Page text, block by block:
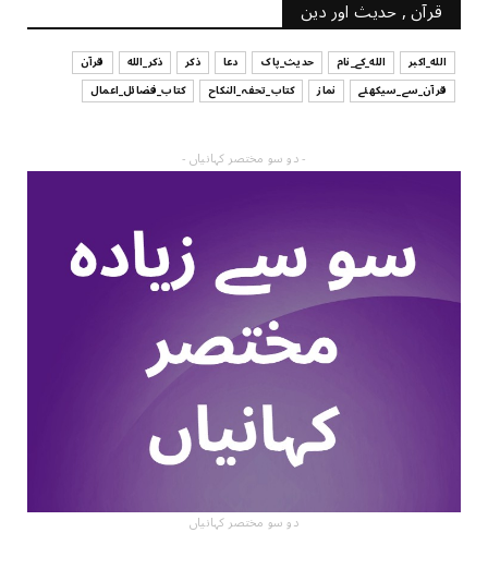
قرآن , حدیث اور دین
الله_اکبر الله_کے_نام حدیث_پاک دعا ذکر ذکر_الله
قرآن
قرآن_سے_سیکھئے
نماز کتاب_تحفہ_النکاح کتاب_فضائل_اعمال
- دو سو مختصر کہانیاں -
دو سو مختصر کہانیاں